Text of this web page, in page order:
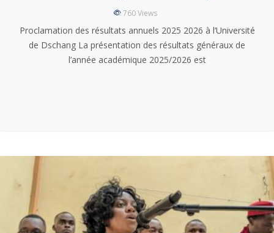
760Views
Proclamation des résultats annuels 2025 2026 à l’Université
de Dschang La présentation des résultats généraux de
l’année académique 2025/2026 est